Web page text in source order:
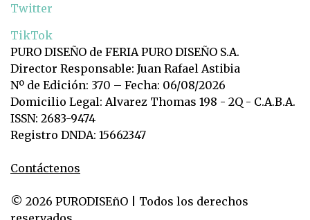
Twitter
TikTok
PURO DISEÑO de FERIA PURO DISEÑO S.A.
Director Responsable: Juan Rafael Astibia
Nº de Edición: 370 – Fecha: 06/08/2026
Domicilio Legal: Alvarez Thomas 198 - 2Q - C.A.B.A.
ISSN: 2683-9474
Registro DNDA: 15662347
Contáctenos
© 2026 PURODISEñO | Todos los derechos